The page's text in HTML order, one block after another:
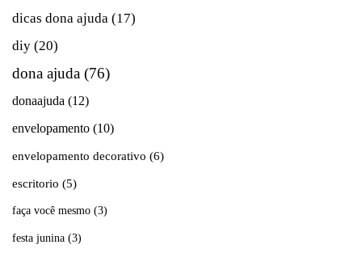
dicas dona ajuda (17)
diy (20)
dona ajuda (76)
donaajuda (12)
envelopamento (10)
envelopamento decorativo (6)
escritorio (5)
faça você mesmo (3)
festa junina (3)